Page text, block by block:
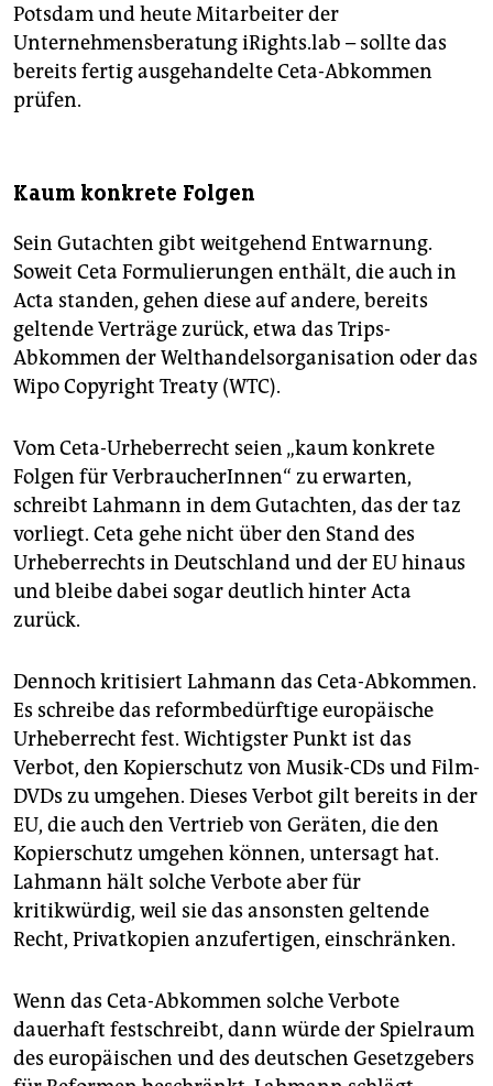
Potsdam und heute Mitarbeiter der
Unternehmensberatung iRights.lab – sollte das
bereits fertig ausgehandelte Ceta-Abkommen
prüfen.
Kaum konkrete Folgen
Sein Gutachten gibt weitgehend Entwarnung.
Soweit Ceta Formulierungen enthält, die auch in
Acta standen, gehen diese auf andere, bereits
geltende Verträge zurück, etwa das Trips-
Abkommen der Welthandelsorganisation oder das
Wipo Copyright Treaty (WTC).
Vom Ceta-Urheberrecht seien „kaum konkrete
Folgen für VerbraucherInnen“ zu erwarten,
schreibt Lahmann in dem Gutachten, das der taz
vorliegt. Ceta gehe nicht über den Stand des
Urheberrechts in Deutschland und der EU hinaus
und bleibe dabei sogar deutlich hinter Acta
zurück.
Dennoch kritisiert Lahmann das Ceta-Abkommen.
Es schreibe das reformbedürftige europäische
Urheberrecht fest. Wichtigster Punkt ist das
Verbot, den Kopierschutz von Musik-CDs und Film-
DVDs zu umgehen. Dieses Verbot gilt bereits in der
EU, die auch den Vertrieb von Geräten, die den
Kopierschutz umgehen können, untersagt hat.
Lahmann hält solche Verbote aber für
kritikwürdig, weil sie das ansonsten geltende
Recht, Privatkopien anzufertigen, einschränken.
Wenn das Ceta-Abkommen solche Verbote
dauerhaft festschreibt, dann würde der Spielraum
des europäischen und des deutschen Gesetzgebers